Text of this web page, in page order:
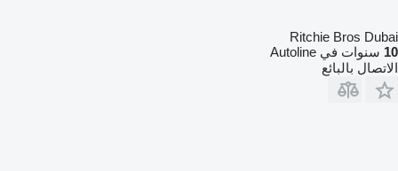
Ritchie Bros Dubai
10 سنوات في Autoline
الاتصال بالبائع